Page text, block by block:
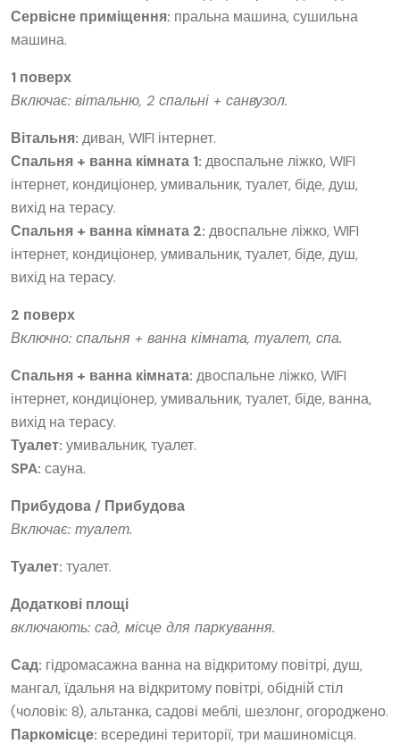
Сервісне приміщення: пральна машина, сушильна
машина.
1 поверх
Включає: вітальню, 2 спальні + санвузол.
Вітальня: диван, WIFI інтернет.
Спальня + ванна кімната 1: двоспальне ліжко, WIFI
інтернет, кондиціонер, умивальник, туалет, біде, душ,
вихід на терасу.
Спальня + ванна кімната 2: двоспальне ліжко, WIFI
інтернет, кондиціонер, умивальник, туалет, біде, душ,
вихід на терасу.
2 поверх
Включно: спальня + ванна кімната, туалет, спа.
Спальня + ванна кімната: двоспальне ліжко, WIFI
інтернет, кондиціонер, умивальник, туалет, біде, ванна,
вихід на терасу.
Туалет: умивальник, туалет.
SPA: сауна.
Прибудова / Прибудова
Включає: туалет.
Туалет: туалет.
Додаткові площі
включають: сад, місце для паркування.
Сад: гідромасажна ванна на відкритому повітрі, душ,
мангал, їдальня на відкритому повітрі, обідній стіл
(чоловік: 8), альтанка, садові меблі, шезлонг, огороджено.
Паркомісце: всередині території, три машиномісця.